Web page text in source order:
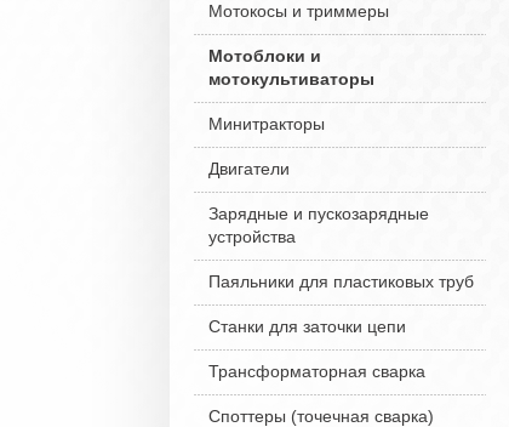
Мотокосы и триммеры
Мотоблоки и
мотокультиваторы
Минитракторы
Двигатели
Зарядные и пускозарядные
устройства
Паяльники для пластиковых труб
Станки для заточки цепи
Трансформаторная сварка
Споттеры (точечная сварка)